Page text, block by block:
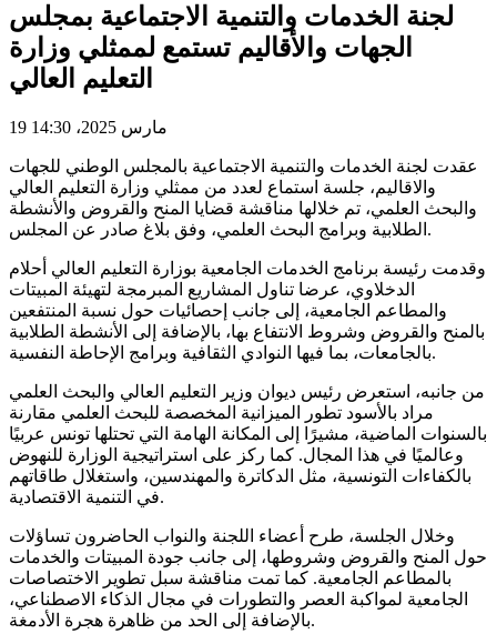
لجنة الخدمات والتنمية الاجتماعية بمجلس
الجهات والأقاليم تستمع لممثلي وزارة
التعليم العالي
19 مارس 2025، 14:30
عقدت لجنة الخدمات والتنمية الاجتماعية بالمجلس الوطني للجهات
والاقاليم، جلسة استماع لعدد من ممثلي وزارة التعليم العالي
والبحث العلمي، تم خلالها مناقشة قضايا المنح والقروض والأنشطة
الطلابية وبرامج البحث العلمي، وفق بلاغ صادر عن المجلس.
وقدمت رئيسة برنامج الخدمات الجامعية بوزارة التعليم العالي أحلام
الدخلاوي، عرضا تناول المشاريع المبرمجة لتهيئة المبيتات
والمطاعم الجامعية، إلى جانب إحصائيات حول نسبة المنتفعين
بالمنح والقروض وشروط الانتفاع بها، بالإضافة إلى الأنشطة الطلابية
بالجامعات، بما فيها النوادي الثقافية وبرامج الإحاطة النفسية.
من جانبه، استعرض رئيس ديوان وزير التعليم العالي والبحث العلمي
مراد بالأسود تطور الميزانية المخصصة للبحث العلمي مقارنة
بالسنوات الماضية، مشيرًا إلى المكانة الهامة التي تحتلها تونس عربيًا
وعالميًا في هذا المجال. كما ركز على استراتيجية الوزارة للنهوض
بالكفاءات التونسية، مثل الدكاترة والمهندسين، واستغلال طاقاتهم
في التنمية الاقتصادية.
وخلال الجلسة، طرح أعضاء اللجنة والنواب الحاضرون تساؤلات
حول المنح والقروض وشروطها، إلى جانب جودة المبيتات والخدمات
بالمطاعم الجامعية. كما تمت مناقشة سبل تطوير الاختصاصات
الجامعية لمواكبة العصر والتطورات في مجال الذكاء الاصطناعي،
بالإضافة إلى الحد من ظاهرة هجرة الأدمغة.